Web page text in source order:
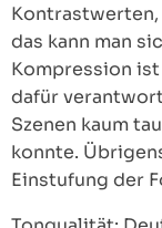
das kann man
Kompression
dafür
Szenen kaum
konnte.
Einstufung der